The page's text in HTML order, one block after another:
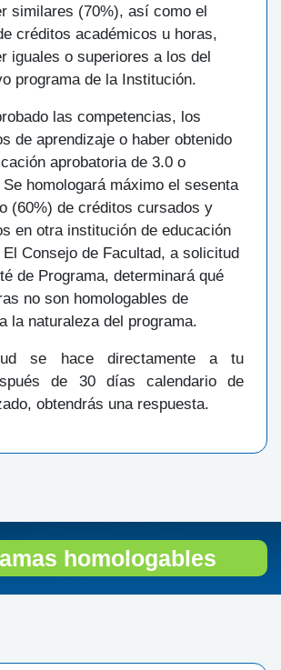
similares (70%), así como el
créditos académicos u horas,
iguales o superiores a los del
programa de la Institución.
las competencias, los
de aprendizaje o haber obtenido
aprobatoria de 3.0 o
homologará máximo el sesenta
(60%) de créditos cursados y
en otra institución de educación
Consejo de Facultad, a solicitud
de Programa, determinará qué
no son homologables de
la naturaleza del programa.
se hace directamente a tu
de 30 días calendario de
obtendrás una respuesta.
homologables